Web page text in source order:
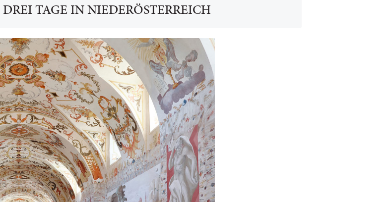
DREI TAGE IN NIEDERÖSTERREICH